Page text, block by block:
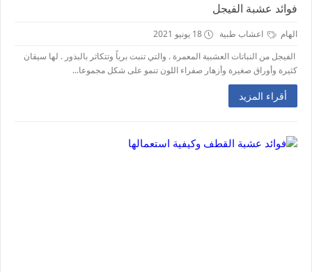
فوائد عشبة الفيجل
الهام اعشاب طبية
18 يونيو 2021
الفيجل من النباتات العشبية المعمرة . والتي تنبت برياً وتتكاثر بالبذور . لها سيقان
كثيرة وأوراق صغيرة وأزهار صفراء اللون تنمو على شكل مجموعا...
أقراء المزيد